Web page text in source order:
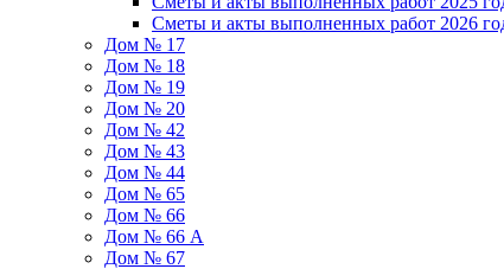
Сметы и акты выполненных работ 2026
Дом № 17
Дом № 18
Дом № 19
Дом № 20
Дом № 42
Дом № 43
Дом № 44
Дом № 65
Дом № 66
Дом № 66 А
Дом № 67